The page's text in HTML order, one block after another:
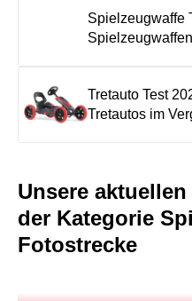
Spielzeugwaffe
Tretauto Test
Tretautos im
Unsere
der Kategorie
Fotostrecke